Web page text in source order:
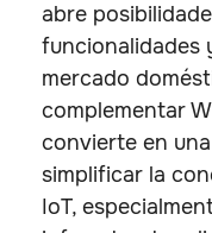
abre
funcionalidades
mercado
complementar
convierte en
simplificar la
IoT,